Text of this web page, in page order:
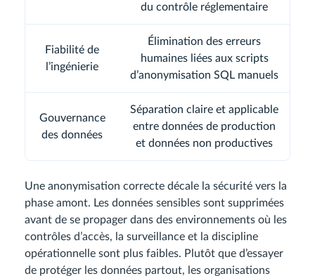
du contrôle réglementaire
Fiabilité de
l’ingénierie
Élimination des erreurs
humaines liées aux scripts
d’anonymisation SQL manuels
Gouvernance
des données
Séparation claire et applicable
entre données de production
et données non productives
Une anonymisation correcte décale la sécurité vers la
phase amont. Les données sensibles sont supprimées
avant de se propager dans des environnements où les
contrôles d’accès, la surveillance et la discipline
opérationnelle sont plus faibles. Plutôt que d’essayer
de protéger les données partout, les organisations